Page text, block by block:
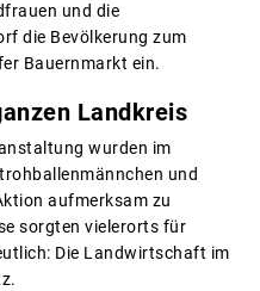
und die
die Bevölkerung zum
Bauernmarkt ein.
Landkreis
wurden im
und
aufmerksam zu
sorgten vielerorts für
Die Landwirtschaft im